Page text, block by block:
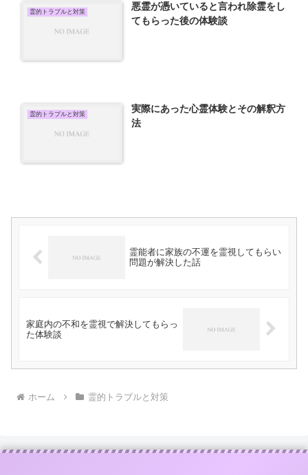
霊的トラブルと対策
悪霊が憑いていると言われ除霊をし
てもらった後の体験談
霊的トラブルと対策
実際にあった心霊体験とその解釈方
法
霊能者に家族の不運を霊視してもらい
問題が解決した話
家庭内の不和を霊視で解決してもらっ
た体験談
ホーム 霊的トラブルと対策